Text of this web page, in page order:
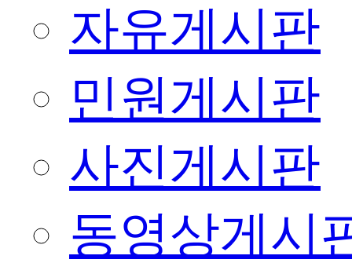
자유게시판
민원게시판
사진게시판
동영상게시